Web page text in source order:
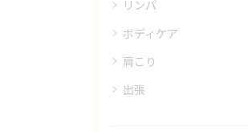
リンパ
ボディケア
肩こり
出張